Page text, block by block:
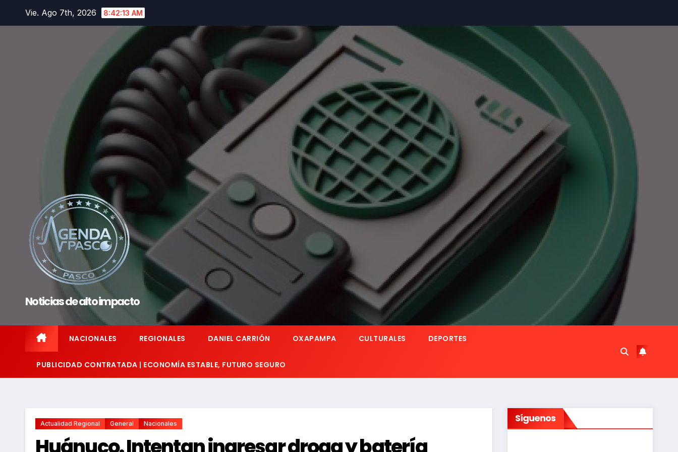
Vie. Ago 7th, 2026 8:42:15 AM
Noticias de alto impacto
NACIONALES REGIONALES DANIEL CARRIÓN OXAPAMPA CULTURALES DEPORTES
PUBLICIDAD CONTRATADA | ECONOMÍA ESTABLE, FUTURO SEGURO
Actualidad Regional General Nacionales Síguenos